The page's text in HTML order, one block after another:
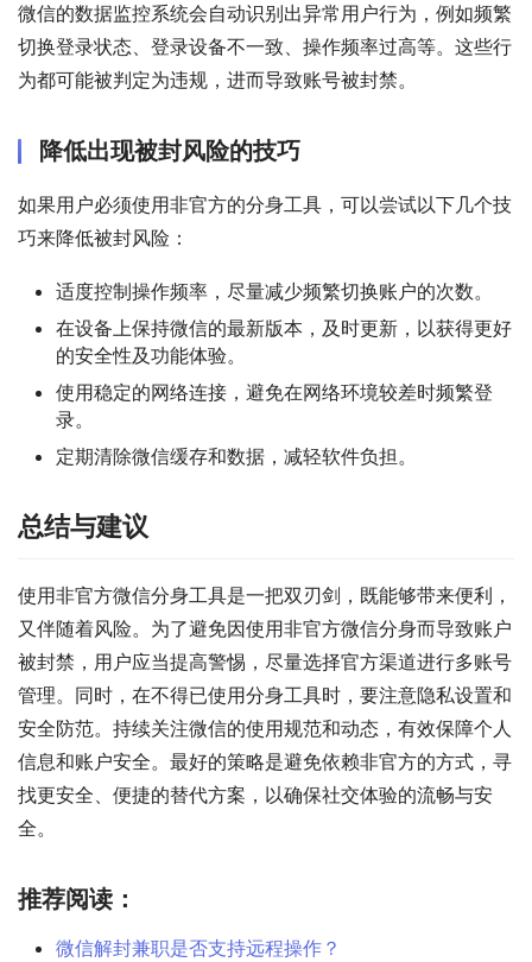
微信的数据监控系统会自动识别出异常用户行为，例如频繁
切换登录状态、登录设备不一致、操作频率过高等。这些行
为都可能被判定为违规，进而导致账号被封禁。
降低出现被封风险的技巧
如果用户必须使用非官方的分身工具，可以尝试以下几个技
巧来降低被封风险：
适度控制操作频率，尽量减少频繁切换账户的次数。
在设备上保持微信的最新版本，及时更新，以获得更好
的安全性及功能体验。
使用稳定的网络连接，避免在网络环境较差时频繁登
录。
定期清除微信缓存和数据，减轻软件负担。
总结与建议
使用非官方微信分身工具是一把双刃剑，既能够带来便利，
又伴随着风险。为了避免因使用非官方微信分身而导致账户
被封禁，用户应当提高警惕，尽量选择官方渠道进行多账号
管理。同时，在不得已使用分身工具时，要注意隐私设置和
安全防范。持续关注微信的使用规范和动态，有效保障个人
信息和账户安全。最好的策略是避免依赖非官方的方式，寻
找更安全、便捷的替代方案，以确保社交体验的流畅与安
全。
推荐阅读：
微信解封兼职是否支持远程操作？